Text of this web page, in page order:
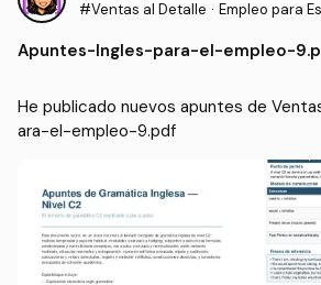
#Ventas al Detalle · Empleo para
Apuntes-Ingles-para-el-empleo-
He publicado nuevos apuntes de
ara-el-empleo-9.pdf